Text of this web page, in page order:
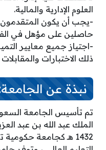
العلوم الإدارية والمالية.
-يجب أن يكون المتقدمون
حاصلين على مؤهل في
-اجتياز جميع معايير
ذلك الاختبارات
نبذة عن
تم تأسيس الجامعة
الملك عبد الله بن عبد
1432 هـ كجامعة